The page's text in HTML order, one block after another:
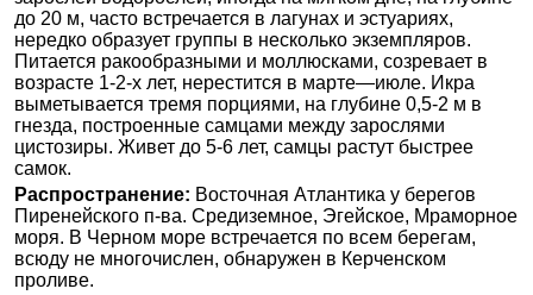
до 20 м, часто встречается в лагунах и эстуариях,
нередко образует группы в несколько экземпляров.
Питается ракообразными и моллюсками, созревает в
возрасте 1-2-х лет, нерестится в марте—июле. Икра
выметывается тремя порциями, на глубине 0,5-2 м в
гнезда, построенные самцами между зарослями
цистозиры. Живет до 5-6 лет, самцы растут быстрее
самок.
Распространение: Восточная Атлантика у берегов
Пиренейского п-ва. Средиземное, Эгейское, Мраморное
моря. В Черном море встречается по всем берегам,
всюду не многочислен, обнаружен в Керченском
проливе.